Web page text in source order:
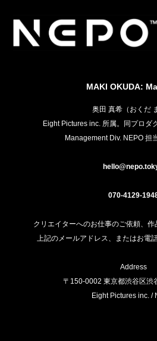
MAKI OKUDA:
奥田 真希（おくだ
Eight Pictures inc. 所属。同プロダ
Management Div. NEPO 担
070-4129-
クリエイターへのお仕事のご依頼、
上記のメールアドレス、またはお電
Address
〒150-0002 東京都渋谷区渋
Eight Pictures inc. /